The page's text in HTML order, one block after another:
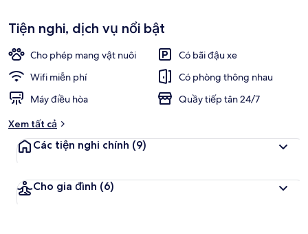
Tiện nghi, dịch vụ nổi bật
Cho phép mang vật nuôi
Có bãi đậu xe
Wifi miễn phí
Có phòng thông nhau
Máy điều hòa
Quầy tiếp tân 24/7
Xem tất cả
Các tiện nghi chính (9)
Cho gia đình (6)